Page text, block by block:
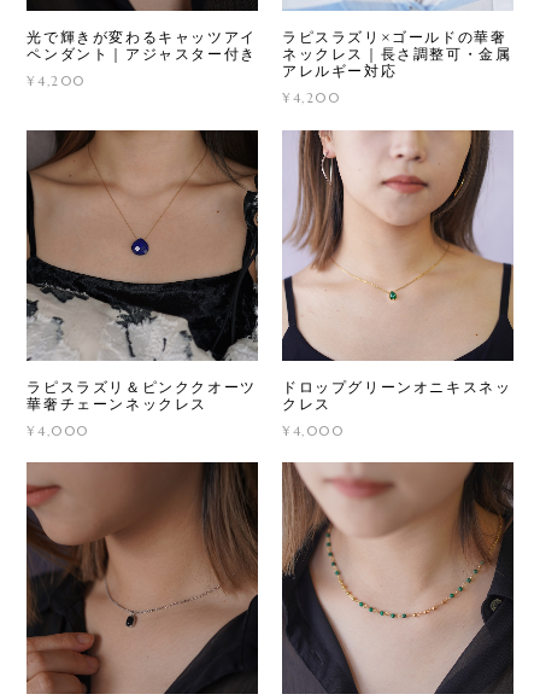
光で輝きが変わるキャッツアイ
ペンダント｜アジャスター付き
¥4,200
ラピスラズリ×ゴールドの華奢
ネックレス｜長さ調整可・金属
アレルギー対応
¥4,200
ラピスラズリ＆ピンククオーツ
華奢チェーンネックレス
¥4,000
ドロップグリーンオニキスネッ
クレス
¥4,000